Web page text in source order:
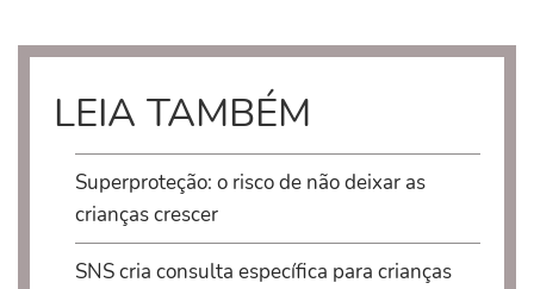
LEIA TAMBÉM
Superproteção: o risco de não deixar as
crianças crescer
SNS cria consulta específica para crianças